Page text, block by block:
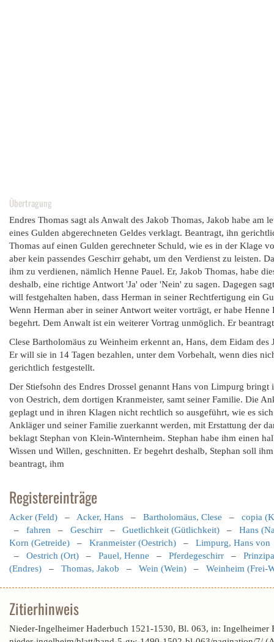
Übertragung
Endres Thomas sagt als Anwalt des Jakob Thomas, Jakob habe
eines Gulden abgerechneten Geldes verklagt. Beantragt, ihn
Thomas auf einen Gulden gerechneter Schuld, wie es in der Klage
aber kein passendes Geschirr gehabt, um den Verdienst zu leisten.
ihm zu verdienen, nämlich Henne Pauel. Er, Jakob Thomas, habe
deshalb, eine richtige Antwort 'Ja' oder 'Nein' zu sagen. Dagegen
will festgehalten haben, dass Herman in seiner Rechtfertigung ein
Wenn Herman aber in seiner Antwort weiter vorträgt, er habe
begehrt. Dem Anwalt ist ein weiterer Vortrag unmöglich. Er
Clese Bartholomäus zu Weinheim erkennt an, Hans, dem Eidam
Er will sie in 14 Tagen bezahlen, unter dem Vorbehalt, wenn dies
gerichtlich festgestellt.
Der Stiefsohn des Endres Drossel genannt Hans von Limpurg
von Oestrich, dem dortigen Kranmeister, samt seiner Familie. Die
geplagt und in ihren Klagen nicht rechtlich so ausgeführt, wie es
Ankläger und seiner Familie zuerkannt werden, mit Erstattung der
beklagt Stephan von Klein-Winternheim. Stephan habe ihm einen
Wissen und Willen, geschnitten. Er begehrt deshalb, Stephan soll
beantragt, ihm
Registereinträge
Acker (Feld) – Acker, Hans – Bartholomäus, Clese – copia
– fahren – Geschirr – Guetlichkeit (Gütlichkeit) – Hans
Korn (Getreide) – Kranmeister (Oestrich) – Limpurg, Hans von
– Oestrich (Ort) – Pauel, Henne – Pferdegeschirr –
(Endres) – Thomas, Jakob – Wein (Wein) – Weinheim (Frei-
Zitierhinweis
Nieder-Ingelheimer Haderbuch 1521-1530, Bl. 063, in: